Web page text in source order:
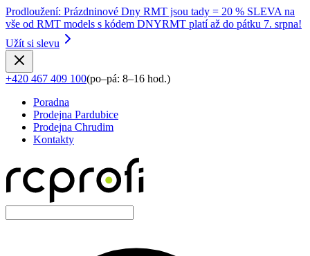
Prodloužení: Prázdninové Dny RMT jsou tady = 20 % SLEVA na
vše od RMT models s kódem DNYRMT platí až do pátku 7. srpna!
Užít si slevu
+420 467 409 100(po–pá: 8–16 hod.)
Poradna
Prodejna Pardubice
Prodejna Chrudim
Kontakty